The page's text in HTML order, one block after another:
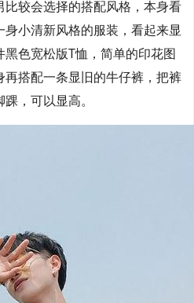
较会选择的搭配风格，本身看
小清新风格的服装，看起来显
色宽松版T恤，简单的印花图
搭配一条显旧的牛仔裤，把裤
，可以显高。